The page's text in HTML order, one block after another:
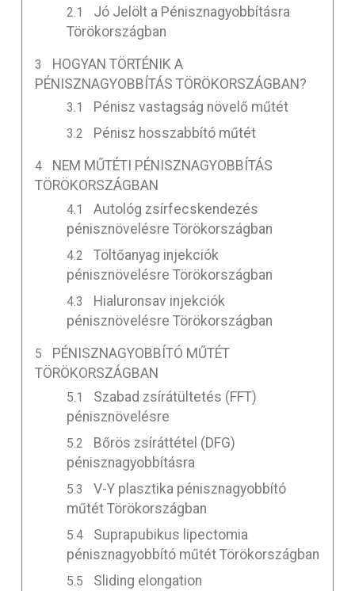
Jó Jelölt a Pénisznagyobbításra
Törökországban
HOGYAN TÖRTÉNIK A
PÉNISZNAGYOBBÍTÁS TÖRÖKORSZÁGBAN?
Pénisz vastagság növelő műtét
Pénisz hosszabbító műtét
NEM MŰTÉTI PÉNISZNAGYOBBÍTÁS
TÖRÖKORSZÁGBAN
Autológ zsírfecskendezés
pénisznövelésre Törökországban
Töltőanyag injekciók
pénisznövelésre Törökországban
Hialuronsav injekciók
pénisznövelésre Törökországban
PÉNISZNAGYOBBÍTÓ MŰTÉT
TÖRÖKORSZÁGBAN
Szabad zsírátültetés (FFT)
pénisznövelésre
Bőrös zsíráttétel (DFG)
pénisznagyobbításra
V-Y plasztika pénisznagyobbító
műtét Törökországban
Suprapubikus lipectomia
pénisznagyobbító műtét Törökországban
Sliding elongation